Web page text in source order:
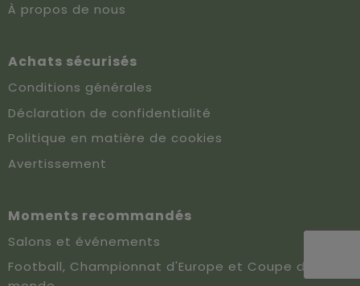
À propos de nous
Achats sécurisés
Conditions générales
Déclaration de confidentialité
Politique en matière de cookies
Avertissement
Moments recommandés
Salons et événements
Football, Championnat d'Europe et Coupe du